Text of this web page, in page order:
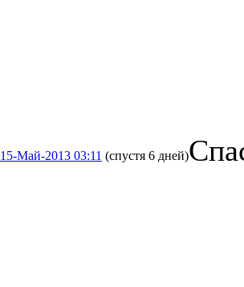
15-Май-2013 03:11 (спустя 6 дней)